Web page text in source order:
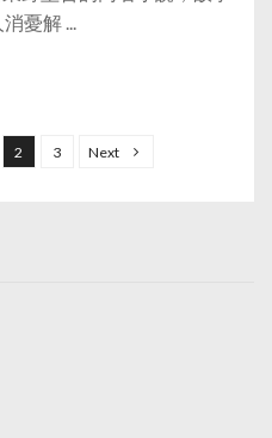
憂解 ...
2 3 Next